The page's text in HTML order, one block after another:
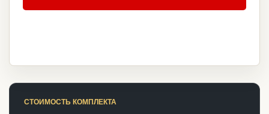
СТОИМОСТЬ КОМПЛЕКТА